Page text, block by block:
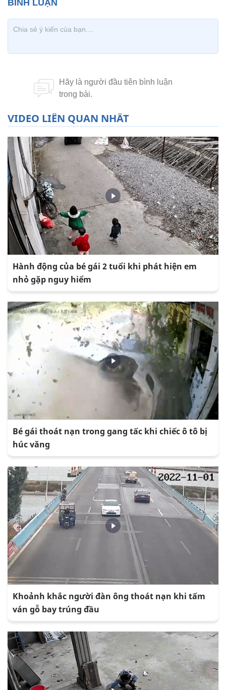
VIDEO LIÊN QUAN NHẤT
Hành động của bé gái 2 tuổi khi phát hiện em
nhỏ gặp nguy hiểm
Bé gái thoát nạn trong gang tấc khi chiếc ô tô bị
húc văng
Khoảnh khắc người đàn ông thoát nạn khi tấm
ván gỗ bay trúng đầu